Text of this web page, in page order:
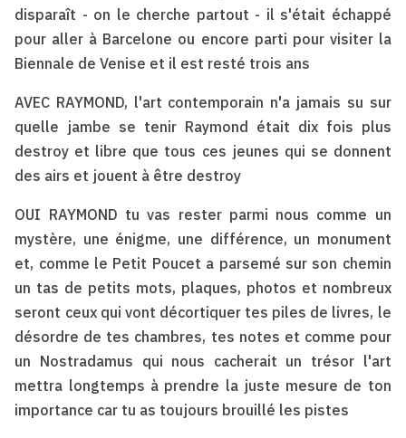
disparaît - on le cherche partout - il s'était échappé
pour aller à Barcelone ou encore parti pour visiter la
Biennale de Venise et il est resté trois ans
AVEC RAYMOND, l'art contemporain n'a jamais su sur
quelle jambe se tenir Raymond était dix fois plus
destroy et libre que tous ces jeunes qui se donnent
des airs et jouent à être destroy
OUI RAYMOND tu vas rester parmi nous comme un
mystère, une énigme, une différence, un monument
et, comme le Petit Poucet a parsemé sur son chemin
un tas de petits mots, plaques, photos et nombreux
seront ceux qui vont décortiquer tes piles de livres, le
désordre de tes chambres, tes notes et comme pour
un Nostradamus qui nous cacherait un trésor l'art
mettra longtemps à prendre la juste mesure de ton
importance car tu as toujours brouillé les pistes